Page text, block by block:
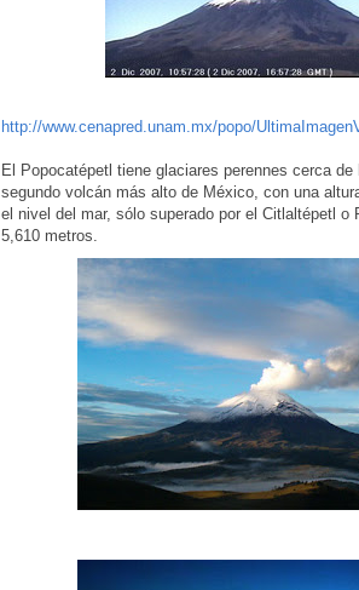
http://www.cenapred.unam.mx/popo/
El Popocatépetl tiene glaciares perennes cerca
segundo volcán más alto de México, con una
el nivel del mar, sólo superado por el Citlaltépetl o
5,610 metros.